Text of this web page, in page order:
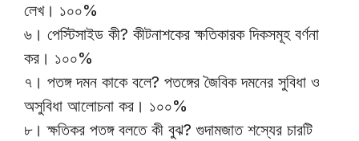
লেখ। ১০০%
৬। পেস্টিসাইড কী? কীটনাশকের ক্ষতিকারক দিকসমূহ বর্ণনা
কর। ১০০%
৭। পতঙ্গ দমন কাকে বলে? পতঙ্গের জৈবিক দমনের সুবিধা ও
অসুবিধা আলোচনা কর। ১০০%
৮। ক্ষতিকর পতঙ্গ বলতে কী বুঝ? গুদামজাত শস্যের চারটি